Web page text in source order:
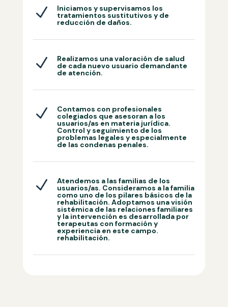
N Iniciamos y supervisamos los
tratamientos sustitutivos y de
reducción de daños.
N Realizamos una valoración de salud
de cada nuevo usuario demandante
de atención.
N Contamos con profesionales
colegiados que asesoran a los
usuarios/as en materia jurídica.
Control y seguimiento de los
problemas legales y especialmente
de las condenas penales.
N Atendemos a las familias de los
usuarios/as. Consideramos a la familia
como uno de los pilares básicos de la
rehabilitación. Adoptamos una visión
sistémica de las relaciones familiares
y la intervención es desarrollada por
terapeutas con formación y
experiencia en este campo.
rehabilitación.